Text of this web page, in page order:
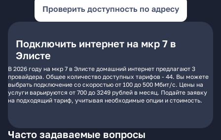
Проверить доступность по адресу
Подключить интернет на мкр 7 в
Элисте
В 2026 году на мкр 7 в Элисте домашний интернет предлагают 3
провайдера. Общее количество доступных тарифов - 44. Вы можете
выбрать подключение со скоростью от 100 до 500 Мбит/с. Цены на
услуги варьируются от 700 до 3249 рублей в месяц. Подайте заявку
на подходящий тариф, учитывая необходимые опции и стоимость.
Часто задаваемые вопросы